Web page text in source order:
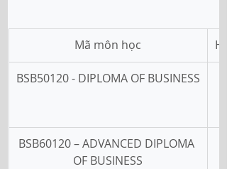
Mã môn học
BSB50120 - DIPLOMA OF BUSINESS
BSB60120 – ADVANCED DIPLOMA
OF BUSINESS